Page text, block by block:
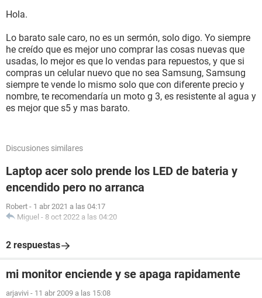
luego se apago y no volvio a dar imagen, nisiquiera prende
Hola.
Lo barato sale caro, no es un sermón, solo digo. Yo siempre
he creído que es mejor uno comprar las cosas nuevas que
usadas, lo mejor es que lo vendas para repuestos, y que si
compras un celular nuevo que no sea Samsung, Samsung
siempre te vende lo mismo solo que con diferente precio y
nombre, te recomendaría un moto g 3, es resistente al agua y
es mejor que s5 y mas barato.
Discusiones similares
Laptop acer solo prende los LED de bateria y
encendido pero no arranca
Robert - 1 abr 2021 a las 04:17
Miguel - 8 oct 2022 a las 04:20
2 respuestas
mi monitor enciende y se apaga rapidamente
arjavivi - 11 abr 2009 a las 15:08